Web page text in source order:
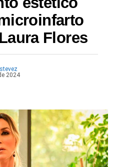
Flores
2024